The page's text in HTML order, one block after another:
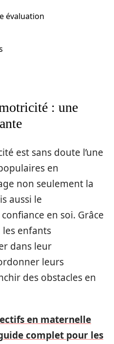
évaluation
: une
est sans doute l’une
en
non seulement la
aussi le
en soi. Grâce
les enfants
dans leur
leurs
des obstacles en
en maternelle
complet pour les